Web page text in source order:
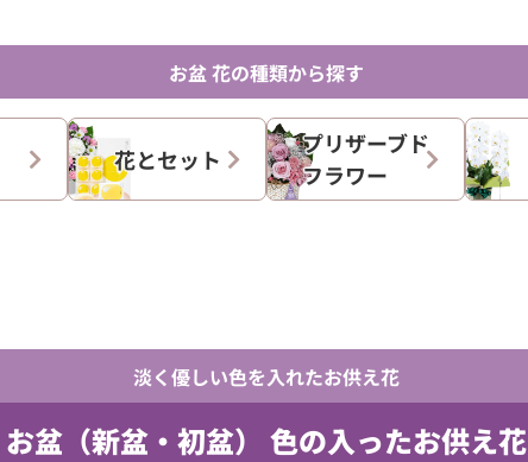
お盆 花の種類から探す
花とセット
プリザーブド
フラワー
淡く優しい色を入れたお供え花
お盆（新盆・初盆） 色の入ったお供え花